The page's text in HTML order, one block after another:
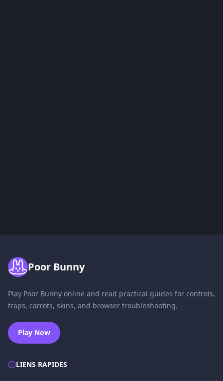
Poor Bunny
Play Poor Bunny online and read practical guides for controls,
traps, carrots, skins, and browser troubleshooting.
Play Now
LIENS RAPIDES